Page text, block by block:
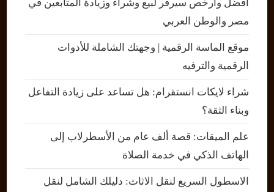
أفضل وأرخص سيرفر لبيع وشراء وزيادة المتابعين في
مصر والوطن العربي
موقع الماسة الرقمية | وجهتك الشاملة للأدوات
الرقمية والترفيه
شراء لايكات انستقرام: هل تساعد على زيادة التفاعل
وبناء الثقة؟
علم الميقات: قصة ألف عام من الأسطرلاب إلى
الهاتف الذكي في خدمة الصلاة
الاسطول السريع لنقل الاثاث: دليلك الشامل لنقل